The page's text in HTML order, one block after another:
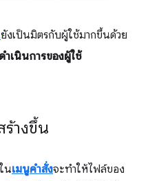
ยังเป็นมิตรกับผู้ใช้มากขึ้นด้วย
ำเนินการของผู้ใช้
างขึ้น
นเมนูคำสั่งจะทำให้ไฟล์ของ